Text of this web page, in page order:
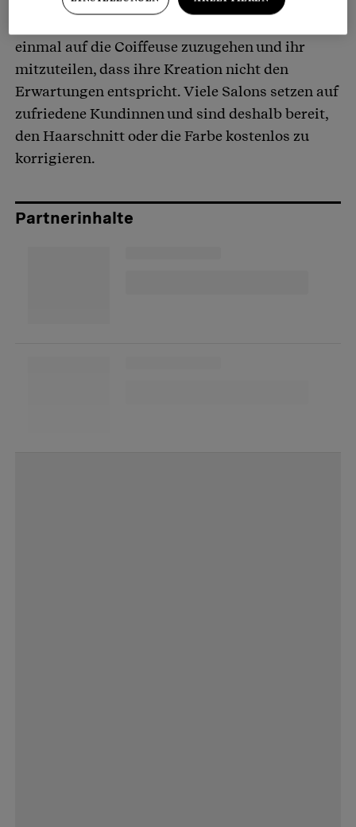
einmal auf die Coiffeuse zuzugehen und ihr
mitzuteilen, dass ihre Kreation nicht den
Erwartungen entspricht. Viele Salons setzen auf
zufriedene Kundinnen und sind deshalb bereit,
den Haarschnitt oder die Farbe kostenlos zu
korrigieren.
Partnerinhalte